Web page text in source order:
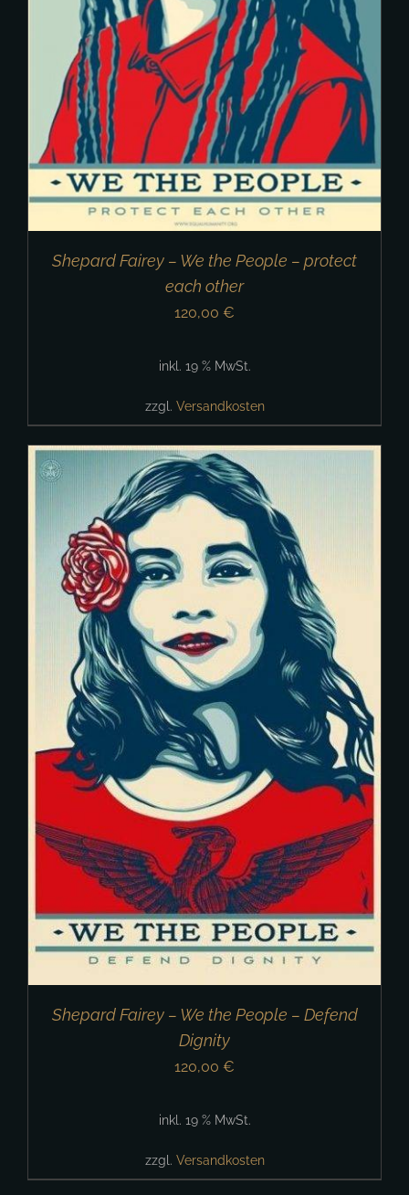
Shepard Fairey – We the People – protect
each other
120,00 €
inkl. 19 % MwSt.
zzgl. Versandkosten
Shepard Fairey – We the People – Defend
Dignity
120,00 €
inkl. 19 % MwSt.
zzgl. Versandkosten